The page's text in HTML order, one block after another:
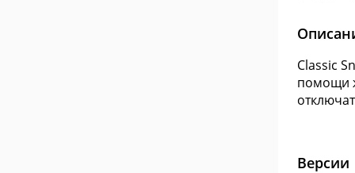
Classic
помощи
Версии